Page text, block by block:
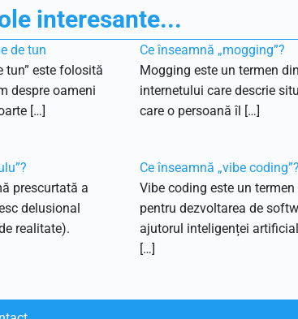
interesante...
de tun
tun” este folosită
despre oameni
[…]
Ce înseamnă „mogging”?
Mogging este un termen
internetului care descrie
care o persoană îl […]
prescurtată a
delusional
realitate).
Ce înseamnă „vibe coding”?
Vibe coding este un
pentru dezvoltarea de
ajutorul inteligenței
[…]